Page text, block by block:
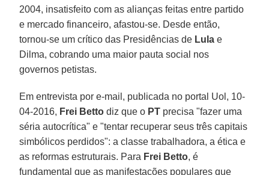
2004, insatisfeito com as alianças feitas entre partido
e mercado financeiro, afastou-se. Desde então,
tornou-se um crítico das Presidências de Lula e
Dilma, cobrando uma maior pauta social nos
governos petistas.
Em entrevista por e-mail, publicada no portal Uol, 10-
04-2016, Frei Betto diz que o PT precisa "fazer uma
séria autocrítica" e "tentar recuperar seus três capitais
simbólicos perdidos": a classe trabalhadora, a ética e
as reformas estruturais. Para Frei Betto, é
fundamental que as manifestações populares que